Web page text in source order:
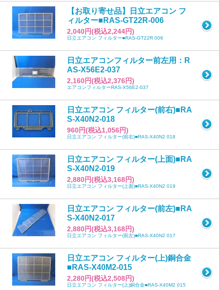
【お取り寄せ品】日立エアコン フ
ィルター■RAS-GT22R-006
2,040円(税込2,244円)
日立エアコン フィルター■RAS-GT22R 006
日立エアコンフィルター前左用：R
AS-X56E2-037
2,160円(税込2,376円)
エアコンフィルターRAS-X56E2-037
日立エアコン フィルター(前右)■RA
S-X40N2-018
960円(税込1,056円)
日立エアコン フィルター(前右)■RAS-X40N2 018
日立エアコン フィルター(上面)■RA
S-X40N2-019
2,880円(税込3,168円)
日立エアコン フィルター(上面)■RAS-X40N2 019
日立エアコン フィルター(前左)■RA
S-X40N2-017
2,880円(税込3,168円)
日立エアコン フィルター(前左)■RAS-X40N2 017
日立エアコン フィルター(上)銅合金
■RAS-X40M2-015
2,280円(税込2,508円)
日立エアコン フィルター(上)銅合金■RAS-X40M2 015